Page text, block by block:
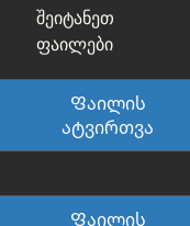
შეიტანეთ
ფაილები
Ფაილის
ატვირთვა
Ფაილის